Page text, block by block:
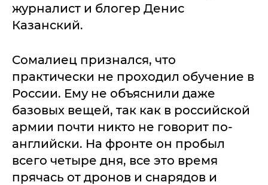
журналист и блогер Денис
Казанский.
Сомалиец признался, что
практически не проходил обучение в
России. Ему не объяснили даже
базовых вещей, так как в российской
армии почти никто не говорит по-
английски. На фронте он пробыл
всего четыре дня, все это время
прячась от дронов и снарядов и